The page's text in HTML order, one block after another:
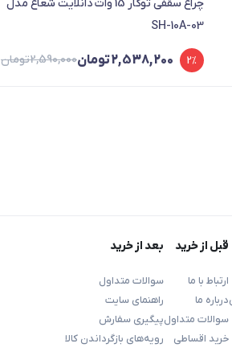
چراغ سقفی توکار 15 وات دانلایت شعاع مدل
SH-10A-03
2,590,000تومان 2,538,200تومان 2%
قبل از خرید
ارتباط با ما
درباره ما
سوالات متداول
خرید اقساطی
بعد از خرید
سوالات متداول
راهنمای سایت
پیگیری سفارش
رویه‌های بازگرداندن کالا